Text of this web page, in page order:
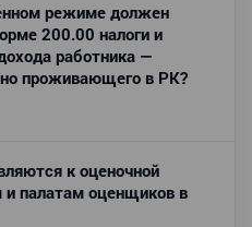
режиме должен
200.00 налоги и
работника —
проживающего в РК?
к оценочной
палатам оценщиков в